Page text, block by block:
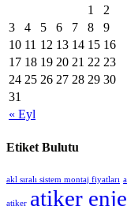
« Eyl
1
2
3
4 5 6 7 8
9
10 11 12 13 14 15 16
17 18 19 20 21 22 23
24 25 26 27 28 29 30
31
Etiket Bulutu
akl sıralı sistem montaj fiyatları
atiker atiker